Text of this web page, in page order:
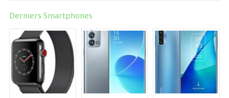
Derniers Smartphones